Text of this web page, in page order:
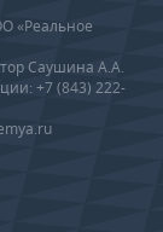
«Реальное
Саушина А.А.
+7 (843) 222-